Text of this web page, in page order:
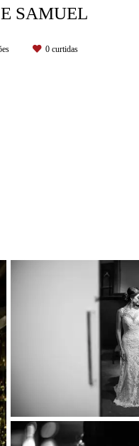
SAMUEL
0 curtidas